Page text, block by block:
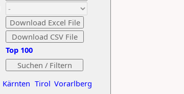
Kärnten Tirol Vorarlberg
Top 100